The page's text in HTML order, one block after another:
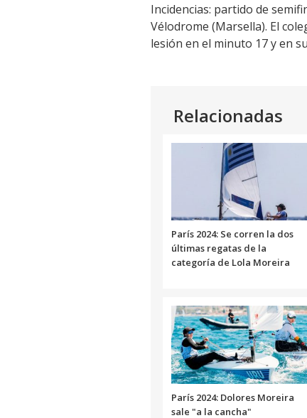
Incidencias: partido de
Vélodrome (Marsella). El
lesión en el minuto 17 y en
Relacionadas
París 2024: Se corren la dos
últimas regatas de la
categoría de Lola Moreira
París 2024: Dolores Moreira
sale "a la cancha"